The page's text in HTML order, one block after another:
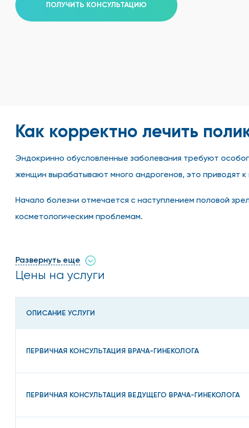
ПОЛУЧИТЬ КОНСУЛЬТАЦИЮ
Как корректно лечить
Эндокринно обусловленные заболевания требуют
женщин вырабатывают много андрогенов, это приводят к
Начало болезни отмечается с наступлением половой
косметологическим проблемам.
высокоэффективное исследование и совершенная
На приеме женщины жалуются
о возникшей проблеме:
Развернуть еще
Цены на услуги
ОПИСАНИЕ УСЛУГИ
ПЕРВИЧНАЯ КОНСУЛЬТАЦИЯ ВРАЧА-ГИНЕКОЛОГА
ПЕРВИЧНАЯ КОНСУЛЬТАЦИЯ ВЕДУЩЕГО ВРАЧА-ГИНЕКОЛОГА